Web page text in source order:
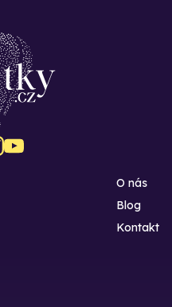
O nás
Blog
Kontakt